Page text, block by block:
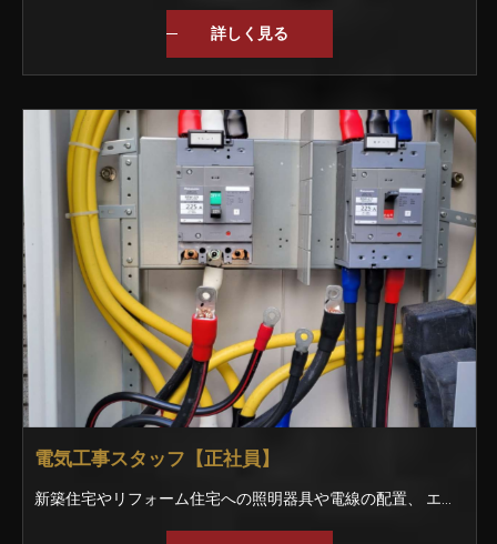
詳しく見る
電気工事スタッフ【正社員】